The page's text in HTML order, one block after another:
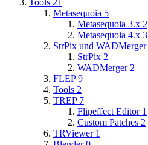
Tools 21
Metasequoia 5
Metasequoia 3.x 2
Metasequoia 4.x 3
StrPix und WADMerger
StrPix 2
WADMerger 2
FLEP 9
Tools 2
TREP 7
Flipeffect Editor 1
Custom Patches 2
TRViewer 1